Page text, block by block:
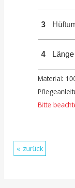
3
4 Länge
Material:
Bitte
zurück